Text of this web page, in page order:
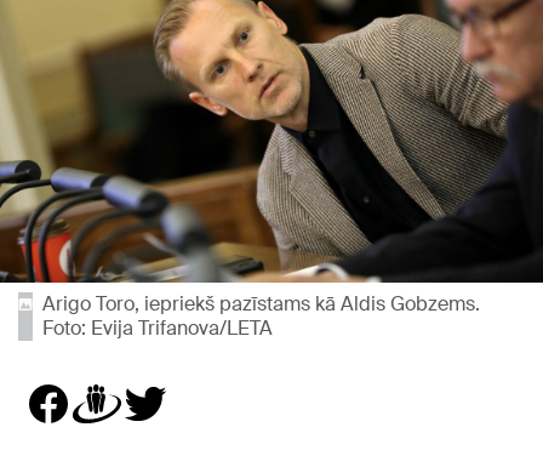
Arigo Toro, iepriekš pazīstams kā Aldis Gobzems.
Foto: Evija Trifanova/LETA